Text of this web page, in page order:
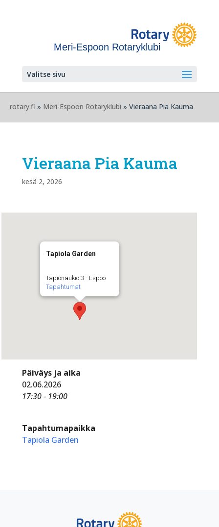
Meri-Espoon Rotaryklubi
Valitse sivu
rotary.fi » Meri-Espoon Rotaryklubi » Vieraana Pia Kauma
Vieraana Pia Kauma
kesä 2, 2026
Tapiola Garden
Tapionaukio 3 - Espoo
Tapahtumat
Päiväys ja aika
02.06.2026
17:30 - 19:00
Tapahtumapaikka
Tapiola Garden